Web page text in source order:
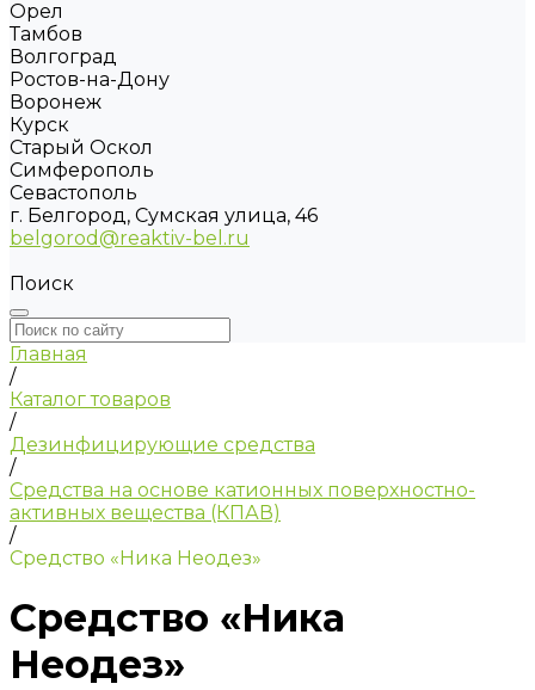
Орел
Тамбов
Волгоград
Ростов-на-Дону
Воронеж
Курск
Старый Оскол
Симферополь
Севастополь
г. Белгород, Сумская улица, 46
belgorod@reaktiv-bel.ru
Поиск
Главная
/
Каталог товаров
/
Дезинфицирующие средства
/
Средства на основе катионных поверхностно-
активных вещества (КПАВ)
/
Средство «Ника Неодез»
Средство «Ника
Неодез»